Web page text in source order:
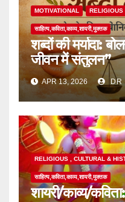
MOTIVATIONAL RELIGIOUS
साहित्य,कविता,काव्य,शायरी,मुक्तक
शब्दों की मर्यादा:
जीवन में संतुलन”
APR 13, 2026 DR
RELIGIOUS , CULTURAL &
साहित्य,कविता,काव्य,शायरी,मुक्तक
शायरी/काव्य/